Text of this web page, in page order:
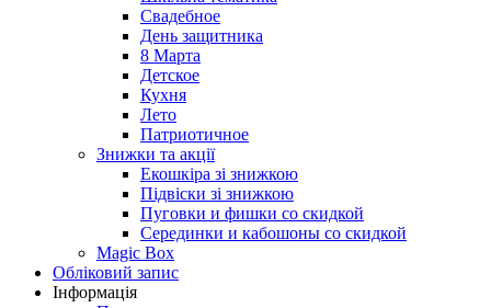
Свадебное
День защитника
8 Марта
Детское
Кухня
Лето
Патриотичное
Знижки та акції
Екошкіра зі знижкою
Підвіски зі знижкою
Пуговки и фишки со скидкой
Серединки и кабошоны со скидкой
Magic Box
Обліковий запис
Інформація